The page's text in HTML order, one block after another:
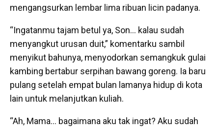
mengangsurkan lembar lima ribuan licin padanya.
“Ingatanmu tajam betul ya, Son… kalau sudah
menyangkut urusan duit,” komentarku sambil
menyikut bahunya, menyodorkan semangkuk gulai
kambing bertabur serpihan bawang goreng. Ia baru
pulang setelah empat bulan lamanya hidup di kota
lain untuk melanjutkan kuliah.
“Ah, Mama… bagaimana aku tak ingat? Aku sudah